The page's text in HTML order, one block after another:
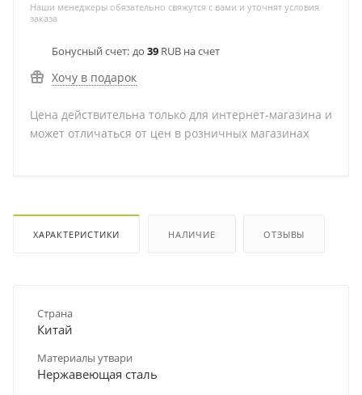
Наши менеджеры обязательно свяжутся с вами и уточнят условия
заказа
Бонусный счет: до 39 RUB на счет
Хочу в подарок
Цена действительна только для интернет-магазина и
может отличаться от цен в розничных магазинах
ХАРАКТЕРИСТИКИ НАЛИЧИЕ ОТЗЫВЫ
Страна
Китай
Материалы утвари
Нержавеющая сталь